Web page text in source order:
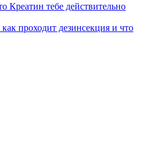
Креатин тебе действительно
проходит дезинсекция и что